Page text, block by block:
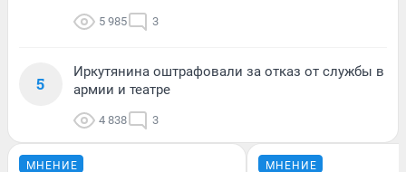
5 985 3
5
Иркутянина оштрафовали за отказ от службы в
армии и театре
4 838 3
МНЕНИЕ МНЕНИЕ